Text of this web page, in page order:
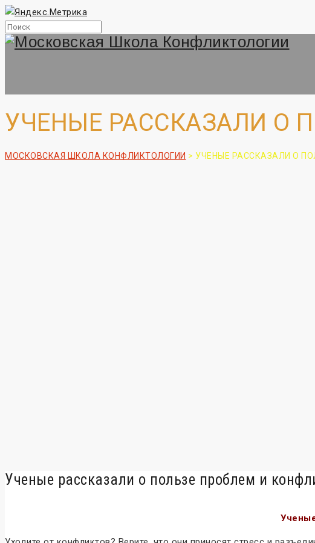
УЧЕНЫЕ РАССКАЗАЛИ О
МОСКОВСКАЯ ШКОЛА КОНФЛИКТОЛОГИИ > УЧЕНЫЕ РАССКАЗАЛИ О
Ученые рассказали о пользе проблем и